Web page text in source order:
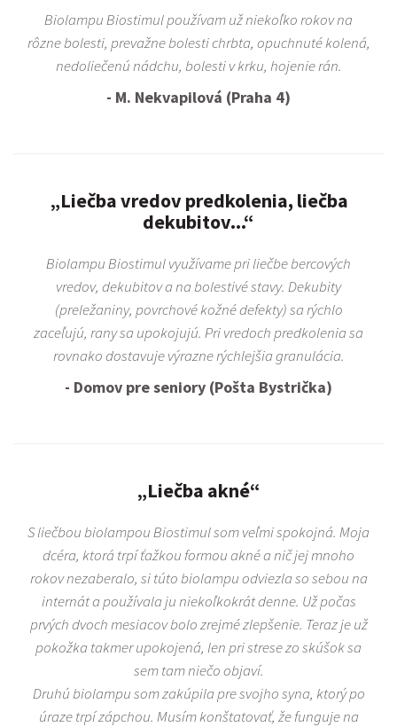
Biolampu Biostimul používam už niekoľko rokov na
rôzne bolesti, prevažne bolesti chrbta, opuchnuté kolená,
nedoliečenú nádchu, bolesti v krku, hojenie rán.
- M. Nekvapilová (Praha 4)
„Liečba vredov predkolenia, liečba
dekubitov...“
Biolampu Biostimul využívame pri liečbe bercových
vredov, dekubitov a na bolestivé stavy. Dekubity
(preležaniny, povrchové kožné defekty) sa rýchlo
zaceľujú, rany sa upokojujú. Pri vredoch predkolenia sa
rovnako dostavuje výrazne rýchlejšia granulácia.
- Domov pre seniory (Pošta Bystrička)
„Liečba akné“
S liečbou biolampou Biostimul som veľmi spokojná. Moja
dcéra, ktorá trpí ťažkou formou akné a nič jej mnoho
rokov nezaberalo, si túto biolampu odviezla so sebou na
internát a používala ju niekoľkokrát denne. Už počas
prvých dvoch mesiacov bolo zrejmé zlepšenie. Teraz je už
pokožka takmer upokojená, len pri strese zo skúšok sa
sem tam niečo objaví.
Druhú biolampu som zakúpila pre svojho syna, ktorý po
úraze trpí zápchou. Musím konštatovať, že funguje na